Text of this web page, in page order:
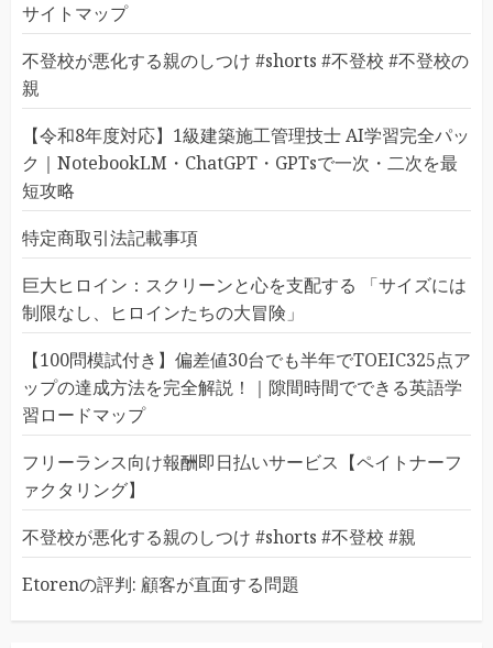
サイトマップ
不登校が悪化する親のしつけ #shorts #不登校 #不登校の
親
【令和8年度対応】1級建築施工管理技士 AI学習完全パッ
ク｜NotebookLM・ChatGPT・GPTsで一次・二次を最
短攻略
特定商取引法記載事項
巨大ヒロイン：スクリーンと心を支配する 「サイズには
制限なし、ヒロインたちの大冒険」
【100問模試付き】偏差値30台でも半年でTOEIC325点ア
ップの達成方法を完全解説！｜隙間時間でできる英語学
習ロードマップ
フリーランス向け報酬即日払いサービス【ペイトナーフ
ァクタリング】
不登校が悪化する親のしつけ #shorts #不登校 #親
Etorenの評判: 顧客が直面する問題